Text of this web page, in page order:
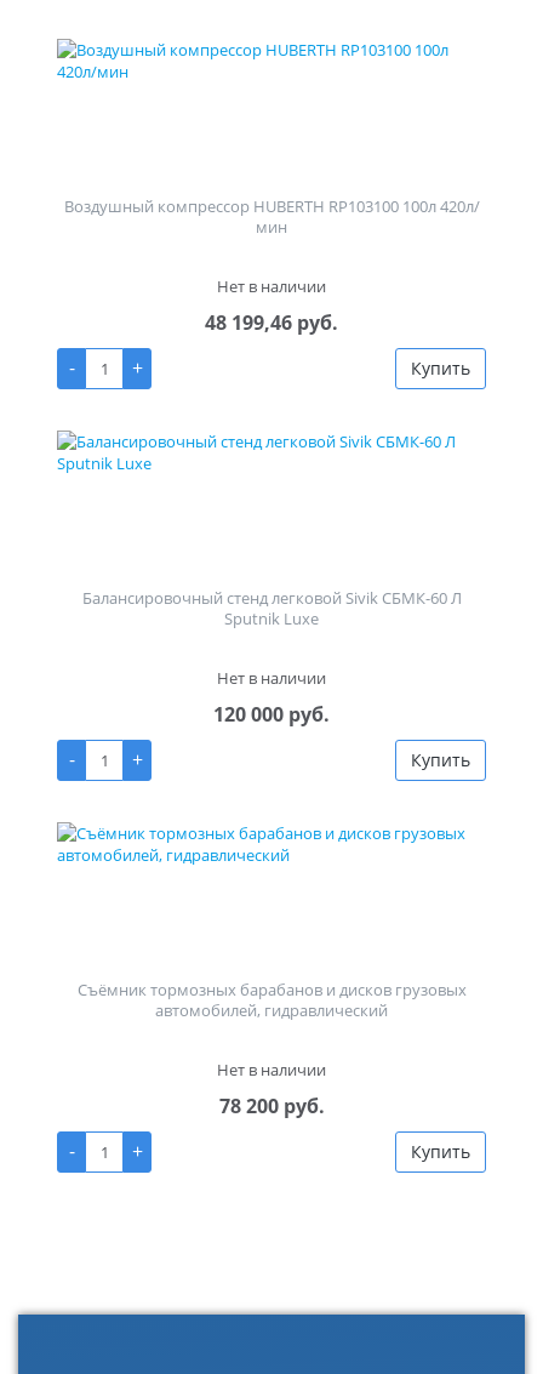
Воздушный компрессор HUBERTH RP103100 100л 420л/
мин
Нет в наличии
48 199,46 руб.
-
+ Купить
Балансировочный стенд легковой Sivik СБМК-60 Л
Sputnik Luxe
Нет в наличии
120 000 руб.
-
+ Купить
Съёмник тормозных барабанов и дисков грузовых
автомобилей, гидравлический
Нет в наличии
78 200 руб.
-
+ Купить